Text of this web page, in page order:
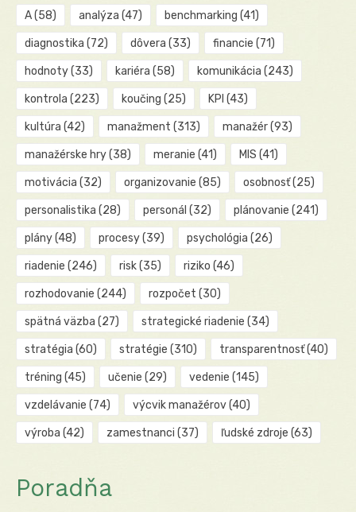
A(58) analýza (47) benchmarking (41)
diagnostika (72) dôvera (33) financie (71)
hodnoty(33) kariéra (58) komunikácia (243)
kontrola (223) koučing (25) KPI (43)
kultúra (42) manažment (313) manažér(93)
manažérske hry(38) meranie (41) MIS (41)
motivácia (32) organizovanie (85) osobnosť(25)
personalistika (28) personál (32) plánovanie (241)
plány(48) procesy(39) psychológia (26)
riadenie (246) risk(35) riziko (46)
rozhodovanie (244) rozpočet (30)
spätná väzba (27) strategické riadenie (34)
stratégia (60) stratégie (310) transparentnosť(40)
tréning (45) učenie (29) vedenie (145)
vzdelávanie (74) výcvik manažérov(40)
výroba (42) zamestnanci (37) ľudské zdroje (63)
Poradňa